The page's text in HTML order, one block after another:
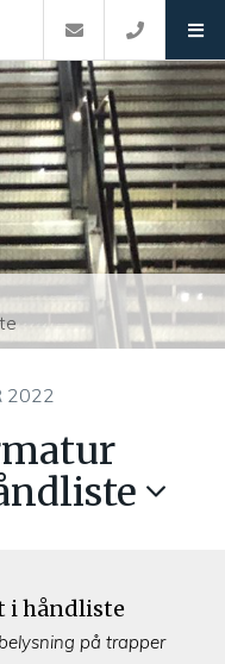
2022
i håndliste
på trapper